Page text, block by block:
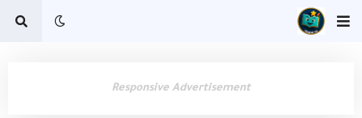
Responsive Advertisement